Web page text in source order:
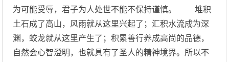
为可能受辱，君子为人处世不能不保持谨慎。 堆积
土石成了高山，风雨就从这里兴起了；汇积水流成为深
渊，蛟龙就从这里产生了；积累善行养成高尚的品德，
自然会心智澄明，也就具有了圣人的精神境界。所以不